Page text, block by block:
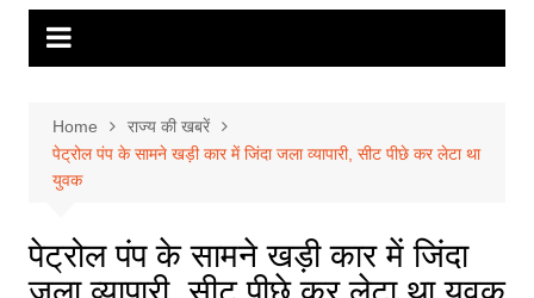
Home
राज्य की खबरें
पेट्रोल पंप के सामने खड़ी कार में जिंदा जला व्यापारी, सीट पीछे कर लेटा था
युवक
पेट्रोल पंप के सामने खड़ी कार में जिंदा